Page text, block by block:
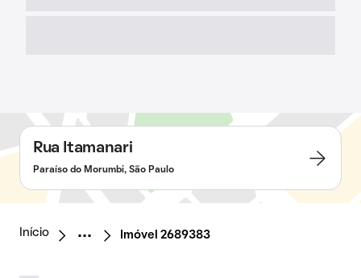
Rua Itamanari
Paraíso do Morumbi, São Paulo
Início Imóvel 2689383